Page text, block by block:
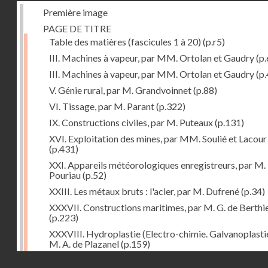
Première image
PAGE DE TITRE
Table des matières (fascicules 1 à 20) (p.r5)
III. Machines à vapeur, par MM. Ortolan et Gaudry
III. Machines à vapeur, par MM. Ortolan et Gaudry
V. Génie rural, par M. Grandvoinnet(p.88)
VI. Tissage, par M. Parant(p.322)
IX. Constructions civiles, par M. Puteaux(p.131)
XVI. Exploitation des mines, par MM. Soulié et Lacour
(p.431)
XXI. Appareils météorologiques enregistreurs, par M.
Pouriau(p.52)
XXIII. Les métaux bruts : l'acier, par M. Dufrené(p.34)
XXXVII. Constructions maritimes, par M. G. de
(p.223)
XXXVIII. Hydroplastie (Electro-chimie.
M. A. de Plazanel(p.159)